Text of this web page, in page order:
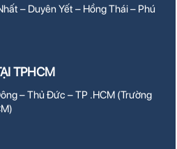
– Duyên Yết – Hồng Thái – Phú
TPHCM
– Thủ Đức – TP .HCM (Trường